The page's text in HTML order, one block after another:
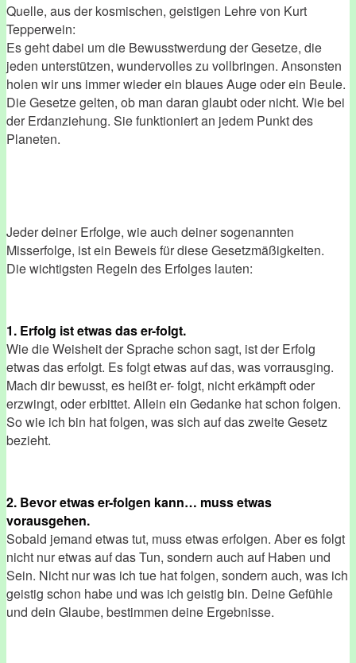
Quelle, aus der kosmischen, geistigen Lehre von Kurt
Tepperwein:
Es geht dabei um die Bewusstwerdung der Gesetze, die
jeden unterstützen, wundervolles zu vollbringen. Ansonsten
holen wir uns immer wieder ein blaues Auge oder ein Beule.
Die Gesetze gelten, ob man daran glaubt oder nicht. Wie bei
der Erdanziehung. Sie funktioniert an jedem Punkt des
Planeten.
Jeder deiner Erfolge, wie auch deiner sogenannten
Misserfolge, ist ein Beweis für diese Gesetzmäßigkeiten.
Die wichtigsten Regeln des Erfolges lauten:
1. Erfolg ist etwas das er-folgt.
Wie die Weisheit der Sprache schon sagt, ist der Erfolg
etwas das erfolgt. Es folgt etwas auf das, was vorrausging.
Mach dir bewusst, es heißt er- folgt, nicht erkämpft oder
erzwingt, oder erbittet. Allein ein Gedanke hat schon folgen.
So wie ich bin hat folgen, was sich auf das zweite Gesetz
bezieht.
2. Bevor etwas er-folgen kann… muss etwas
vorausgehen.
Sobald jemand etwas tut, muss etwas erfolgen. Aber es folgt
nicht nur etwas auf das Tun, sondern auch auf Haben und
Sein. Nicht nur was ich tue hat folgen, sondern auch, was ich
geistig schon habe und was ich geistig bin. Deine Gefühle
und dein Glaube, bestimmen deine Ergebnisse.